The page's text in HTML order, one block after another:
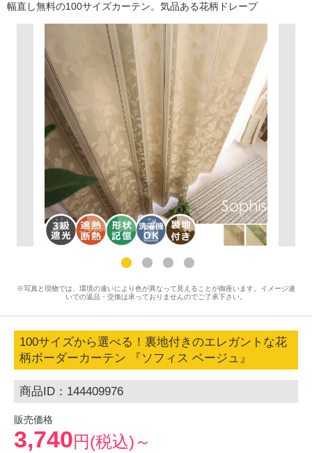
幅直し無料の100サイズカーテン。気品ある花柄ドレープ
※写真と現物では、環境の違いにより色が異なって見えることが御座います。イメージ違
いでの返品・交換は承っておりませんのでご了承下さい。
100サイズから選べる！裏地付きのエレガントな花
柄ボーダーカーテン 『ソフィス ベージュ』
商品ID：144409976
販売価格
3,740円(税込)～